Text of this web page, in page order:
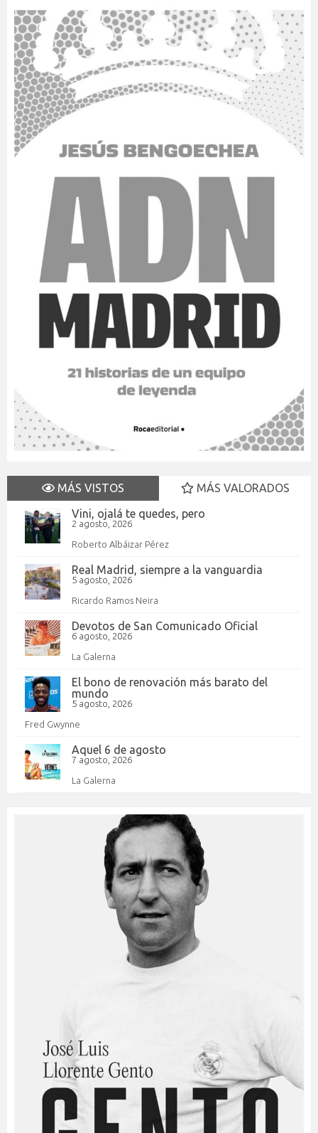
MÁS VISTOS
MÁS VALORADOS
Vini, ojalá te quedes, pero
2 agosto, 2026
Roberto Albáizar Pérez
Real Madrid, siempre a la vanguardia
5 agosto, 2026
Ricardo Ramos Neira
Devotos de San Comunicado Oficial
6 agosto, 2026
La Galerna
El bono de renovación más barato del
mundo
5 agosto, 2026
Fred Gwynne
Aquel 6 de agosto
7 agosto, 2026
La Galerna